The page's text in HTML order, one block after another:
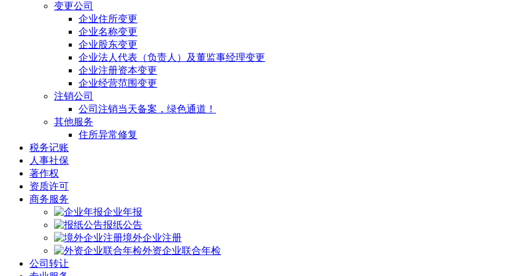
变更公司
企业住所变更
企业名称变更
企业股东变更
企业法人代表（负责人）及董监事经理变更
企业注册资本变更
企业经营范围变更
注销公司
公司注销当天备案，绿色通道！
其他服务
住所异常修复
税务记账
人事社保
著作权
资质许可
商务服务
企业年报
报纸公告
境外企业注册
外资企业联合年检
公司转让